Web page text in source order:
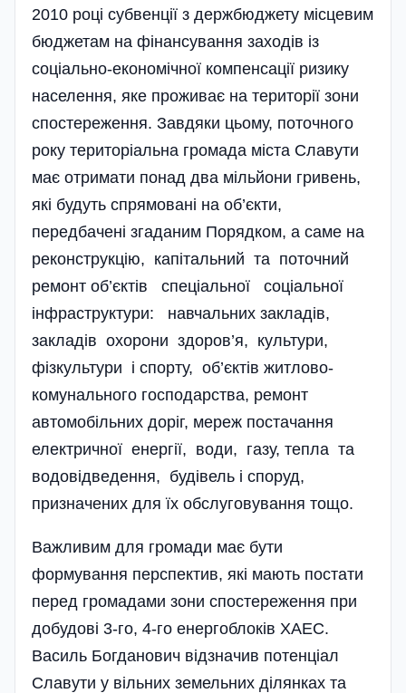
2010 році субвенції з держбюджету місцевим
бюджетам на фінансування заходів із
соціально-економічної компенсації ризику
населення, яке проживає на території зони
спостереження. Завдяки цьому, поточного
року територіальна громада міста Славути
має отримати понад два мільйони гривень,
які будуть спрямовані на об’єкти,
передбачені згаданим Порядком, а саме на
реконструкцію, капітальний та поточний
ремонт об’єктів спеціальної соціальної
інфраструктури: навчальних закладів,
закладів охорони здоров’я, культури,
фізкультури і спорту, об’єктів житлово-
комунального господарства, ремонт
автомобільних доріг, мереж постачання
електричної енергії, води, газу, тепла та
водовідведення, будівель і споруд,
призначених для їх обслуговування тощо.
Важливим для громади має бути
формування перспектив, які мають постати
перед громадами зони спостереження при
добудові 3-го, 4-го енергоблоків ХАЕС.
Василь Богданович відзначив потенціал
Славути у вільних земельних ділянках та